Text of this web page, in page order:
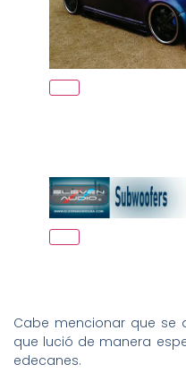
Cabe mencionar que se
que lució de manera
edecanes.